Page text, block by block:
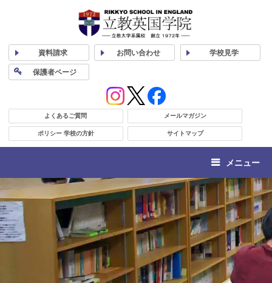
資料請求 お問い合わせ 学校見学
保護者ページ
よくあるご質問 メールマガジン
ポリシー 学校の方針 サイトマップ
メニュー